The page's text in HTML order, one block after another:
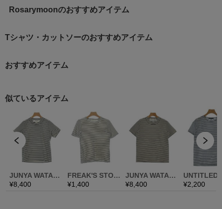
Rosarymoonのおすすめアイテム
Tシャツ・カットソーのおすすめアイテム
おすすめアイテム